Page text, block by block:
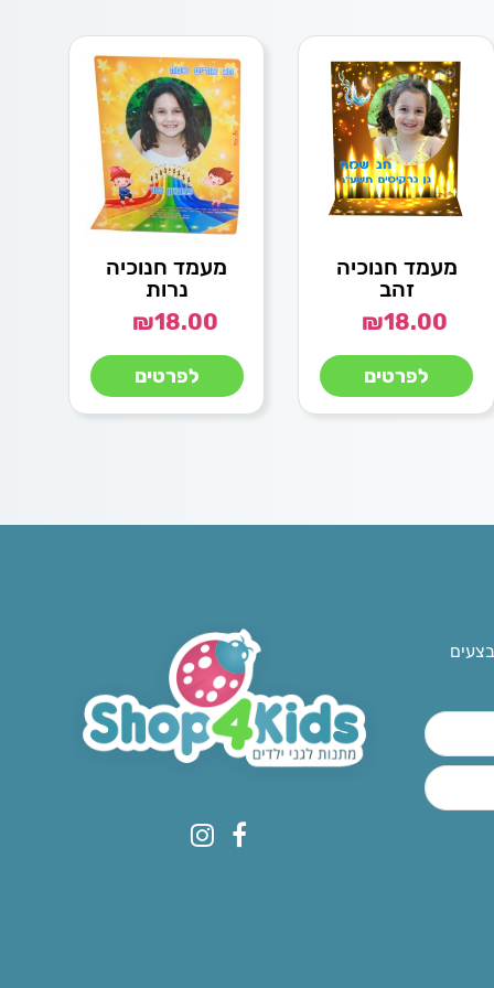
מעמד חנוכיה
זהב
₪18.00
לפרטים
מעמד חנוכיה
נרות
₪18.00
לפרטים